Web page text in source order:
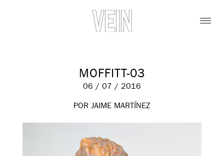
MOFFITT-03
06 / 07 / 2016
POR JAIME MARTÍNEZ